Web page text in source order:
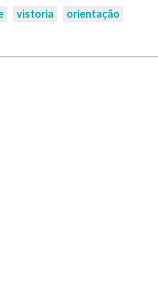
vistoria orientação